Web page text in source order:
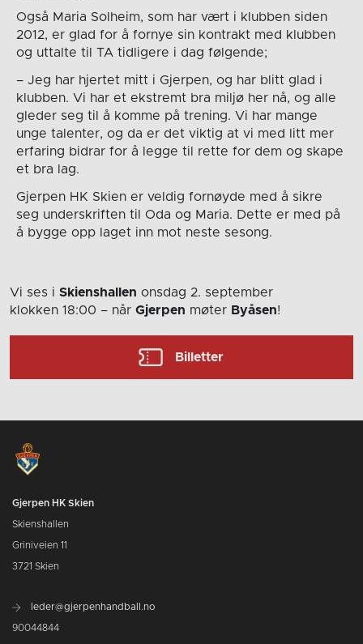
Også Maria Solheim, som har vært i klubben siden
2012, er glad for å fornye sin kontrakt med klubben
og uttalte til TA tidligere i dag følgende;
– Jeg har hjertet mitt i Gjerpen, og har blitt glad i
klubben. Vi har et ekstremt bra miljø her nå, og alle
gleder seg til å komme på trening. Vi har mange
unge talenter, og da er det viktig at vi med litt mer
erfaring bidrar for å legge til rette for dem og skape
et bra lag.
Gjerpen HK Skien er veldig fornøyde med å sikre
seg underskriften til Oda og Maria. Dette er med på
å bygge opp laget inn mot neste sesong.
Vi ses i Skienshallen onsdag 2. september
klokken 18:00 – når Gjerpen møter Byåsen!
Billetter
Gjerpen HK Skien
Skienshallen
Griniveien 11
3721 Skien
leder@gjerpenhandball.no
90044844